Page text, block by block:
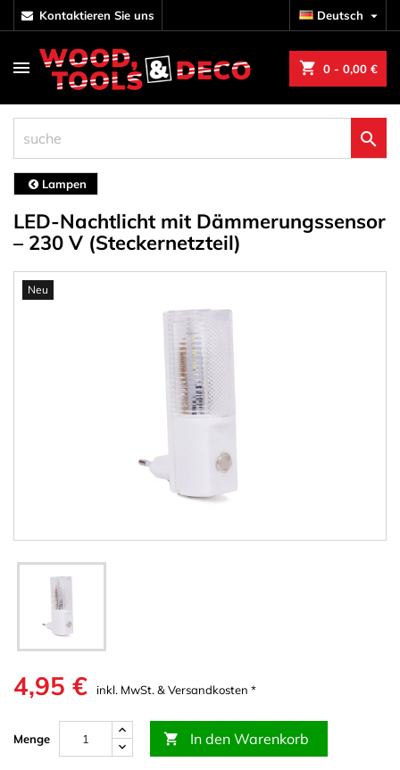
kontaktieren Sie uns Deutsch 
shopping_cart 0 - 0,00 €

Lampen
LED-Nachtlicht mit Dämmerungssensor
– 230 V (Steckernetzteil)
Neu
4,95 € inkl. MwSt. & Versandkosten *
Menge  In den Warenkorb